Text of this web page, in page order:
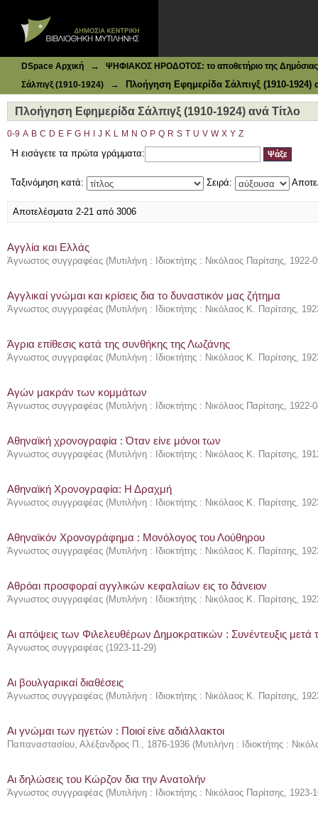
DSpace Αρχική →
ΨΗΦΙΑΚΟΣ ΗΡΟΔΟΤΟΣ: το αποθετήριο της Δημόσιας
Σάλπιγξ (1910-1924)
→ Πλοήγηση Εφημερίδα Σάλπιγξ (1910-1924)
Πλοήγηση Εφημερίδα Σάλπιγξ (1910-1924) ανά Τίτλο
0-9 A B C D E F G H J K L M N O P Q R S T U V W X Y Z
Ή εισάγετε τα πρώτα γράμματα:
Ταξινόμηση κατά: Σειρά:
Αποτελέσματα 2-21 από 3006
Αγγλία και Ελλάς
Άγνωστος συγγραφέας (Μυτιλήνη : Ιδιοκτήτης : Νικόλαος Παρίτσης, 1922-
Αγγλικαί γνώμαι και κρίσεις δια το δυναστικόν μας ζήτημα
Άγνωστος συγγραφέας (Μυτιλήνη : Ιδιοκτήτης : Νικόλαος Κ. Παρίτσης,
Άγρια επίθεσις κατά της συνθήκης της Λωζάνης
Άγνωστος συγγραφέας (Μυτιλήνη : Ιδιοκτήτης : Νικόλαος Κ. Παρίτσης,
Αγών μακράν των κομμάτων
Άγνωστος συγγραφέας (Μυτιλήνη : Ιδιοκτήτης : Νικόλαος Παρίτσης, 1922-
Αθηναϊκή χρονογραφία : Όταν είνε μόνοι των
Άγνωστος συγγραφέας (Μυτιλήνη : Ιδιοκτήτης : Νικόλαος Κ. Παρίτσης,
Αθηναϊκή Χρονογραφία: Η Δραχμή
Άγνωστος συγγραφέας (Μυτιλήνη : Ιδιοκτήτης : Νικόλαος Κ. Παρίτσης,
Αθηναϊκόν Χρονογράφημα : Μονόλογος του Λούθηρου
Άγνωστος συγγραφέας (Μυτιλήνη : Ιδιοκτήτης : Νικόλαος Κ. Παρίτσης,
Αθρόαι προσφοραί αγγλικών κεφαλαίων εις το δάνειον
Άγνωστος συγγραφέας (Μυτιλήνη : Ιδιοκτήτης : Νικόλαος Κ. Παρίτσης,
Αι απόψεις των Φιλελευθέρων Δημοκρατικών : Συνέντευξις
Άγνωστος συγγραφέας (1923-11-29)
Αι βουλγαρικαί διαθέσεις
Άγνωστος συγγραφέας (Μυτιλήνη : Ιδιοκτήτης : Νικόλαος Κ. Παρίτσης,
Αι γνώμαι των ηγετών : Ποιοί είνε αδιάλλακτοι
Παπαναστασίου, Αλέξανδρος Π., 1876-1936 (Μυτιλήνη : Ιδιοκτήτης :
Αι δηλώσεις του Κώρζον δια την Ανατολήν
Άγνωστος συγγραφέας (Μυτιλήνη : Ιδιοκτήτης : Νικόλαος Παρίτσης, 1923-